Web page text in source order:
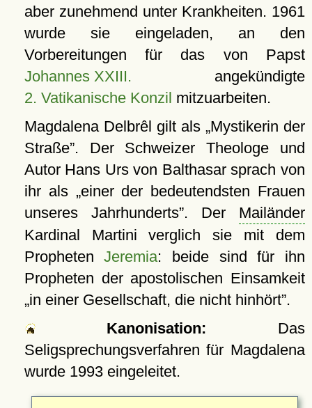
aber zunehmend unter Krankheiten. 1961
wurde sie eingeladen, an den
Vorbereitungen für das von Papst
Johannes XXIII. angekündigte
2. Vatikanische Konzil mitzuarbeiten.
Magdalena Delbrêl gilt als Mystikerin der
Straße . Der Schweizer Theologe und
Autor Hans Urs von Balthasar sprach von
ihr als
einer der bedeutendsten Frauen
unseres Jahrhunderts . Der Mailänder
Kardinal Martini verglich sie mit dem
ProphetenJeremia: beide sind für ihn
Propheten der apostolischen Einsamkeit
in einer Gesellschaft, die nicht hinhört .
Kanonisation: Das
Seligsprechungsverfahren für Magdalena
wurde 1993 eingeleitet.